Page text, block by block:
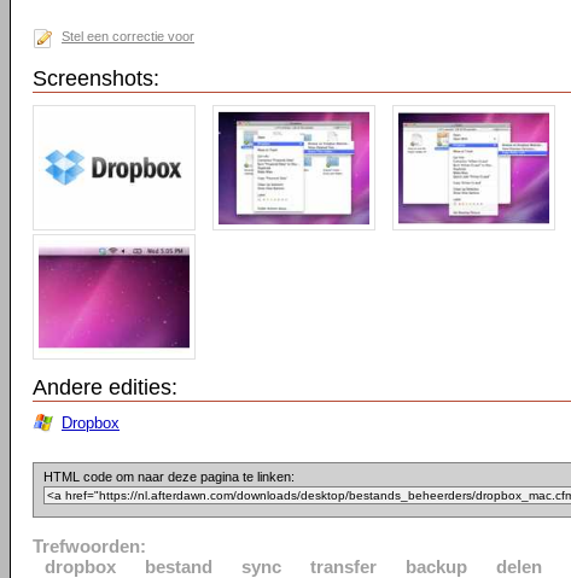
Stel een correctie voor
Screenshots:
Andere edities:
Dropbox
HTML code om naar deze pagina te linken:
Trefwoorden:
dropbox
bestand sync transfer backup delen